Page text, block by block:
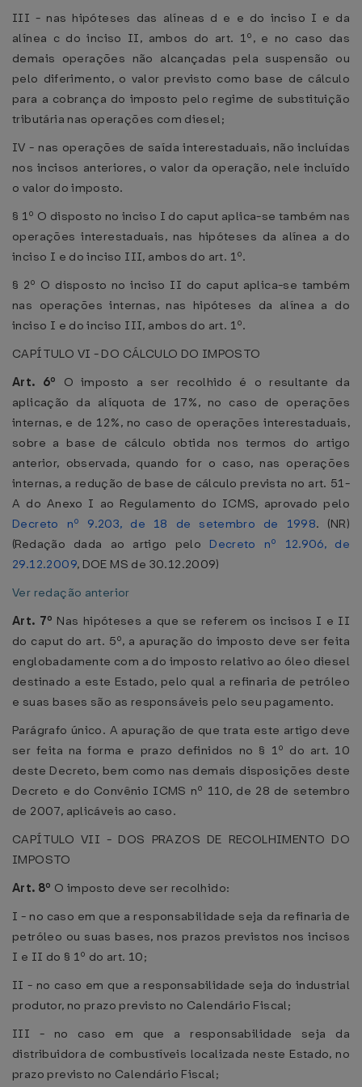
III - nas hipóteses das alíneas d e e do inciso I e da
alínea c do inciso II, ambos do art. 1º, e no caso das
demais operações não alcançadas pela suspensão ou
pelo diferimento, o valor previsto como base de cálculo
para a cobrança do imposto pelo regime de substituição
tributária nas operações com diesel;
IV - nas operações de saída interestaduais, não incluídas
nos incisos anteriores, o valor da operação, nele incluído
o valor do imposto.
§ 1º O disposto no inciso I do caput aplica-se também nas
operações interestaduais, nas hipóteses da alínea a do
inciso I e do inciso III, ambos do art. 1º.
§ 2º O disposto no inciso II do caput aplica-se também
nas operações internas, nas hipóteses da alínea a do
inciso I e do inciso III, ambos do art. 1º.
CAPÍTULO VI - DO CÁLCULO DO IMPOSTO
Art. 6º O imposto a ser recolhido é o resultante da
aplicação da alíquota de 17%, no caso de operações
internas, e de 12%, no caso de operações interestaduais,
sobre a base de cálculo obtida nos termos do artigo
anterior, observada, quando for o caso, nas operações
internas, a redução de base de cálculo prevista no art. 51-
A do Anexo I ao Regulamento do ICMS, aprovado pelo
Decreto nº 9.203, de 18 de setembro de 1998. (NR)
(Redação dada ao artigo pelo Decreto nº 12.906, de
29.12.2009, DOE MS de 30.12.2009)
Ver redação anterior
Art. 7º Nas hipóteses a que se referem os incisos I e II
do caput do art. 5º, a apuração do imposto deve ser feita
englobadamente com a do imposto relativo ao óleo diesel
destinado a este Estado, pelo qual a refinaria de petróleo
e suas bases são as responsáveis pelo seu pagamento.
Parágrafo único. A apuração de que trata este artigo deve
ser feita na forma e prazo definidos no § 1º do art. 10
deste Decreto, bem como nas demais disposições deste
Decreto e do Convênio ICMS nº 110, de 28 de setembro
de 2007, aplicáveis ao caso.
CAPÍTULO VII - DOS PRAZOS DE RECOLHIMENTO DO
IMPOSTO
Art. 8º O imposto deve ser recolhido:
I - no caso em que a responsabilidade seja da refinaria de
petróleo ou suas bases, nos prazos previstos nos incisos
I e II do § 1º do art. 10;
II - no caso em que a responsabilidade seja do industrial
produtor, no prazo previsto no Calendário Fiscal;
III - no caso em que a responsabilidade seja da
distribuidora de combustíveis localizada neste Estado, no
prazo previsto no Calendário Fiscal;